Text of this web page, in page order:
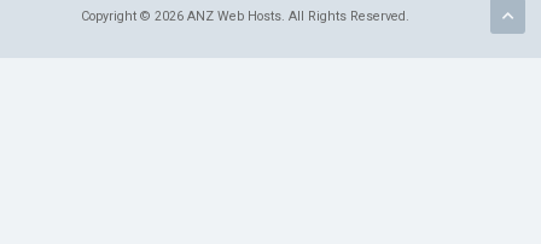
Copyright © 2026 ANZ Web Hosts. All Rights Reserved.